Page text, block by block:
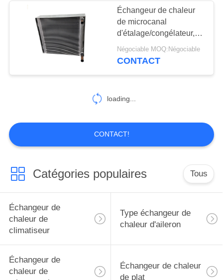
Échangeur de chaleur
de microcanal
d'étalage/congélateur,
échangeur de chaleur
adapté aux besoins du
Négociable MOQ:Négociable
CONTACT
loading...
CONTACT!
Catégories populaires Tous
Échangeur de
chaleur de
climatiseur
Type échangeur de
chaleur d'aileron
Échangeur de
chaleur de
Échangeur de chaleur
de plat